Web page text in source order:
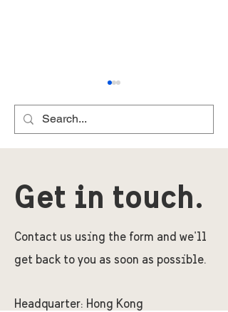
瑞典薑餅屋展覽2025 得獎
Get in touch.
Contact us using the form and we'll
get back to you as soon as possible.
Headquarter: Hong Kong